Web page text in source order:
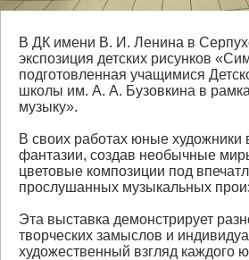
тему музыки открылась в
В ДК имени В. И. Ленина в
экспозиция детских рисунков
подготовленная учащимися
школы им. А. А. Бузовкина в
музыку».
В своих работах юные художники
фантазии, создав необычные
цветовые композиции под
прослушанных музыкальных
Эта выставка демонстрирует
творческих замыслов и
художественный взгляд каждого